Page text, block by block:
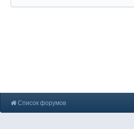
Список форумов